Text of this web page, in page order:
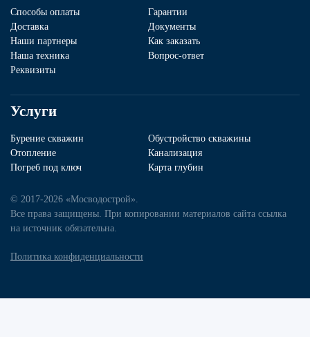
Способы оплаты
Гарантии
Доставка
Документы
Наши партнеры
Как заказать
Наша техника
Вопрос-ответ
Реквизиты
Услуги
Бурение скважин
Обустройство скважины
Отопление
Канализация
Погреб под ключ
Карта глубин
© 2017-2026 «Мосводострой».
Все права защищены. При копировании материалов сайта ссылка
на источник обязательна.
Политика конфиденциальности